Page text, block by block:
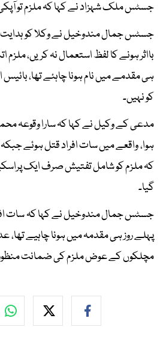
جسٹس ملک شہزاد نے کہا کہ ملزم تو آپکی
جسٹس جمال مندوخیل نے وکلا کو ہدایت
بااثر ہونے کا لفظ استعمال نہ کریں، ملزم
ہی مقدمے میں نام ہونا چاہئے تھا، بائیس
کو نہیں۔
مدعی کے وکیل نے کہا کہ سارا وقوعہ
ہوا، واقعے میں سات افراد قتل ہوئے
کہ ملزم کو شامل تفتیش صرف ایک
گیا۔
جسٹس جمال مندوخیل نے کہا کہ سات
پہلے روز ہی مقدمہ میں ہونا چاہیے
مچلکوں کے عوض ملزم کی ضمانت